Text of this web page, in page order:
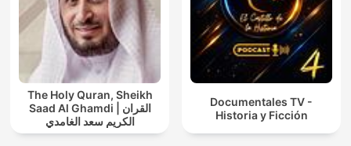
The Holy Quran, Sheikh
Saad Al Ghamdi | القران
الكريم سعد الغامدي
Documentales TV -
Historia y Ficción